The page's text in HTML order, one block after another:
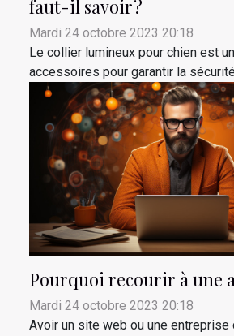
faut-il savoir ?
Mardi 24 octobre 2023 20:18
Le collier lumineux pour chien est
accessoires pour garantir la
Pourquoi recourir à une
Mardi 24 octobre 2023 20:18
Avoir un site web ou une entreprise